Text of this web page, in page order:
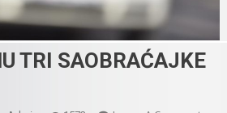
TRI SAOBRAĆAJKE